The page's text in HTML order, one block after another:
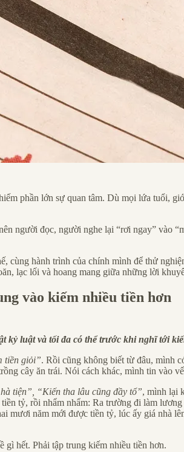
phần lớn sự quan tâm. Dù mọi lứa tuổi,
người đọc, người nghe lại “rơi ngay” vào
cùng hành trình của chính mình để thử
lạc lối và hoang mang giữa những lời
vào kiếm nhiều tiền hơn
luật và tối đa có thể trước khi nghĩ tới
tiền giỏi”. Rồi cũng không biết từ đâu, mình
cây ăn trái. Nói cách khác, mình tin vào
tiện”, “Kiến tha lâu cũng đầy tổ”, mình lại
tỷ, rồi nhẩm nhẩm: Ra trường đi làm
mươi năm mới được tiền tỷ, lúc ấy giá nhà
hết. Phải tập trung kiếm nhiều tiền hơn.